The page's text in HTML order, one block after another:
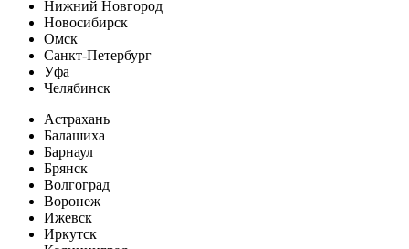
Нижний Новгород
Новосибирск
Омск
Санкт-Петербург
Уфа
Челябинск
Астрахань
Балашиха
Барнаул
Брянск
Волгоград
Воронеж
Ижевск
Иркутск